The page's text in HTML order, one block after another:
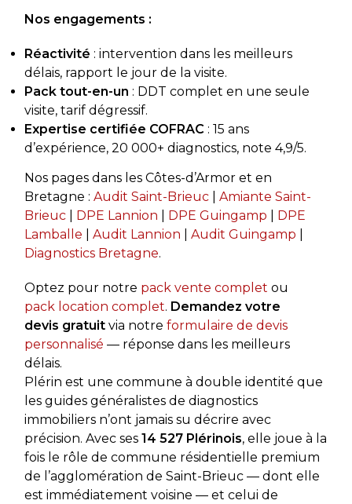
Nos engagements :
Réactivité : intervention dans les meilleurs
délais, rapport le jour de la visite.
Pack tout-en-un : DDT complet en une seule
visite, tarif dégressif.
Expertise certifiée COFRAC: 15 ans
d’expérience, 20 000+ diagnostics, note 4,9/5.
Nos pages dans les Côtes-d’Armor et en
Bretagne : Audit Saint-Brieuc| Amiante Saint-
Brieuc| DPE Lannion DPE Guingamp
DPE
Lamballe
Audit Lannion Audit Guingamp
Diagnostics Bretagne.
Optez pour notre pack vente complet ou
pack location complet. Demandez votre
devis gratuitvia notre formulaire de devis
personnalisé — réponse dans les meilleurs
délais.
Plérin est une commune à double identité que
les guides généralistes de diagnostics
immobiliers n’ont jamais su décrire avec
précision. Avec ses 14 527 Plérinois, elle joue à la
fois le rôle de commune résidentielle premium
de l’agglomération de Saint-Brieuc — dont elle
est immédiatement voisine — et celui de